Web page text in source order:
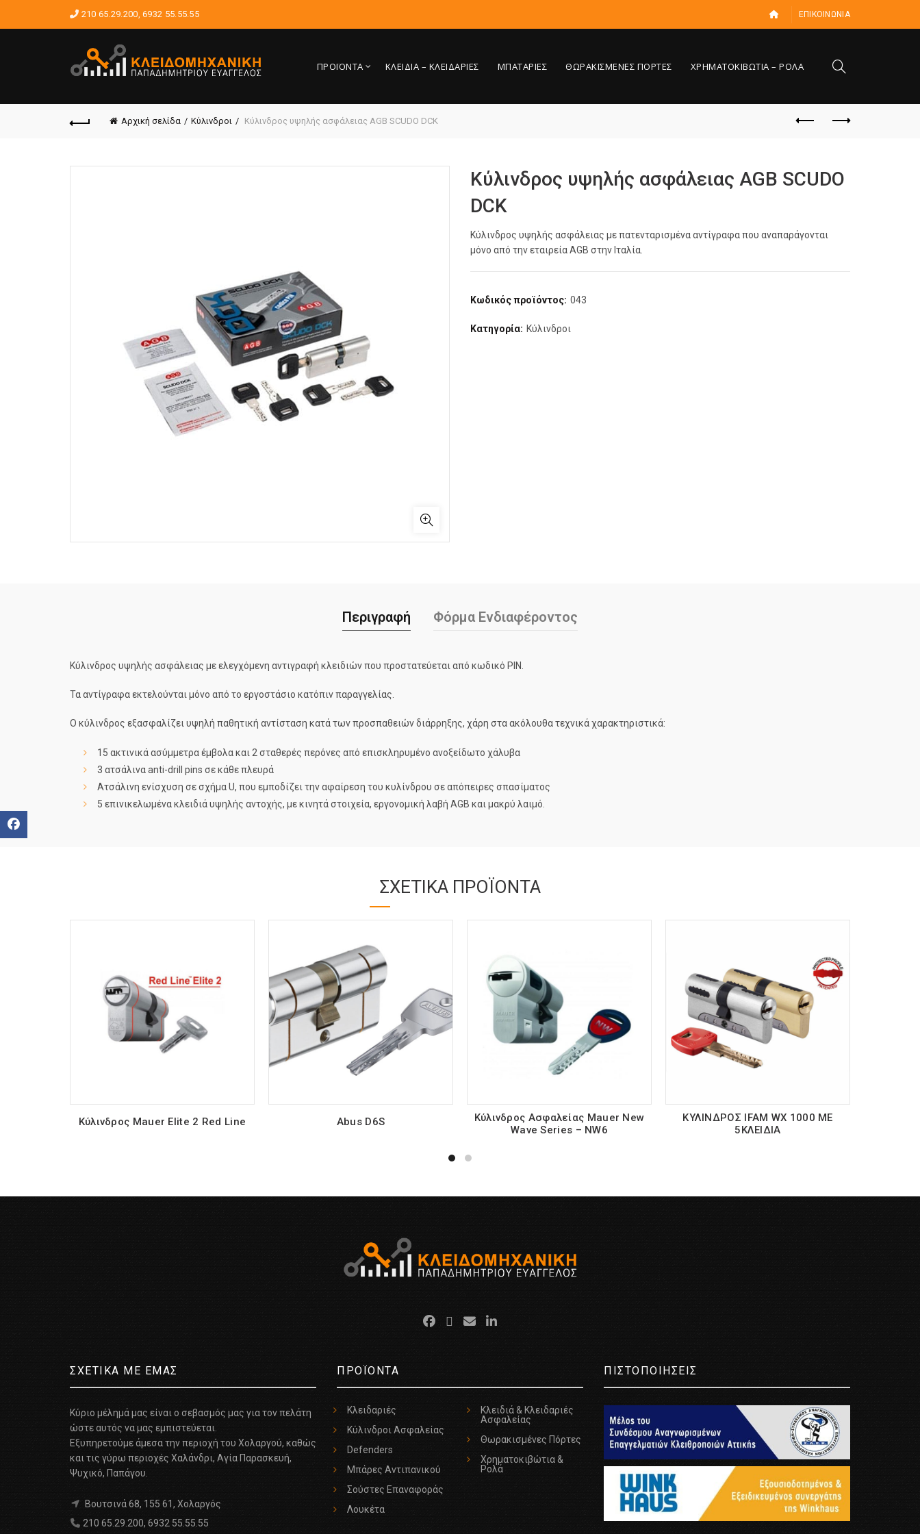
210 65.29.200,6932 55.55.55 ΕΠΙΚΟΙΝΩΝΙΑ
ΠΡΟΪΟΝΤΑ ΚΛΕΙΔΙΑ – ΚΛΕΙΔΑΡΙΕΣ ΜΠΑΤΑΡΙΕΣ ΘΩΡΑΚΙΣΜΕΝΕΣ ΠΟΡΤΕΣ ΧΡΗΜΑΤΟΚΙΒΩΤΙΑ – ΡΟΛΑ
Αρχική σελίδα Κύλινδροι Κύλινδρος υψηλής ασφάλειας AGB SCUDO DCK
Κύλινδρος υψηλής ασφάλειας AGB SCUDO
DCK
Κύλινδρος υψηλής ασφάλειας με πατενταρισμένα αντίγραφα που αναπαράγονται
μόνο από την εταιρεία AGB στην Ιταλία.
Κωδικός προϊόντος: 043
Κατηγορία: Κύλινδροι
Περιγραφή Φόρμα Ενδιαφέροντος
Κύλινδρος υψηλής ασφάλειας με ελεγχόμενη αντιγραφή κλειδιών που προστατεύεται από κωδικό PIN.
Τα αντίγραφα εκτελούνται μόνο από το εργοστάσιο κατόπιν παραγγελίας.
Ο κύλινδρος εξασφαλίζει υψηλή παθητική αντίσταση κατά των προσπαθειών διάρρηξης, χάρη στα ακόλουθα τεχνικά χαρακτηριστικά:
15 ακτινικά ασύμμετρα έμβολα και 2 σταθερές περόνες από επισκληρυμένο ανοξείδωτο χάλυβα
3 ατσάλιναanti-drill pins σε κάθε πλευρά
Ατσάλινη ενίσχυση σε σχήμαU, που εμποδίζει την αφαίρεση του κυλίνδρου σε απόπειρες σπασίματος
5 επινικελωμένακλειδιά υψηλής αντοχής, με κινητά στοιχεία, εργονομική λαβή AGB και μακρύ λαιμό.
ΣΧΕΤΙΚΆ ΠΡΟΪΌΝΤΑ
Κύλινδρος Mauer Elite 2 Red Line Abus D6S
Κύλινδρος Ασφαλείας Mauer New
Wave Series – NW6
ΚΥΛΙΝΔΡΟΣ IFAM WX 1000 ME
5ΚΛΕΙΔΙΑ
ΣΧΕΤΙΚΑ ΜΕ ΕΜΑΣ
Κύριο μέλημά μας είναι ο σεβασμός μας για τον πελάτη
ώστε αυτός να μας εμπιστεύεται.
Εξυπηρετούμε άμεσα την περιοχή του Χολαργού, καθώς
και τις γύρω περιοχές Χαλάνδρι, Αγία Παρασκευή,
Ψυχικό, Παπάγου.
Βουτσινά 68, 155 61, Χολαργός
210 65.29.200, 6932 55.55.55
ΠΡΟΪΟΝΤΑ
Κλειδαριές
Κύλινδροι Ασφαλείας
Defenders
Μπάρες Αντιπανικού
Σούστες Επαναφοράς
Λουκέτα
Κλειδιά & Κλειδαριές
Ασφαλείας
Θωρακισμένες Πόρτες
Χρηματοκιβώτια &
Ρολά
ΠΙΣΤΟΠΟΙΗΣΕΙΣ